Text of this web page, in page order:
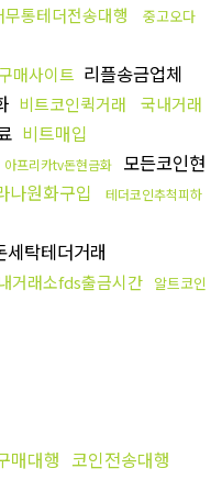
무통테더전송대행 중고오다
매사이트 리플송금업체
비트코인퀵거래
국내거래
비트매입
아프리카tv돈현금화
모든코인현
나원화구입
테더코인추척피하
세탁테더거래
거래소fds출금시간 알트코인
매대행 코인전송대행